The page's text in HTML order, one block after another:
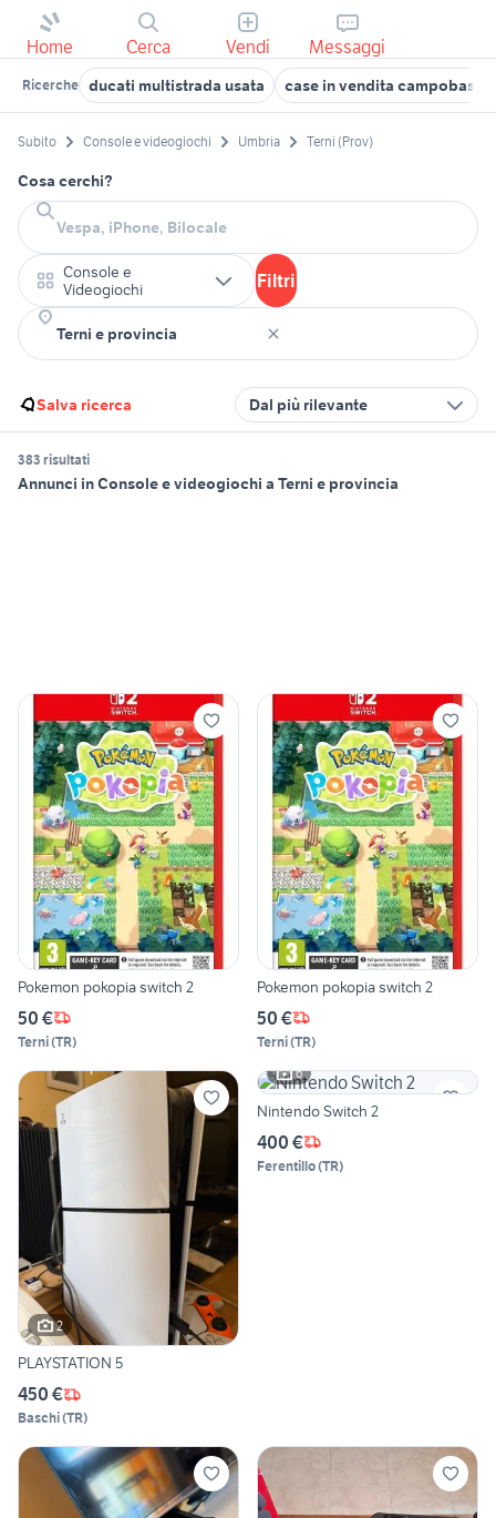
Home Cerca Vendi Messaggi
Ricerche ducati multistrada usata case in vendita campobasso
Subito Console e videogiochi Umbria Terni (Prov)
Cosa cerchi?
Console e
Videogiochi
Filtri
Salva ricerca Dal più rilevante
383 risultati
Annunci in Console e videogiochi a Terni e provincia
Pokemon pokopia switch 2
50 €
Terni(TR)
Pokemon pokopia switch 2
50 €
Terni(TR)
2
PLAYSTATION 5
450 €
Baschi(TR)
6
Nintendo Switch 2
400 €
Ferentillo(TR)